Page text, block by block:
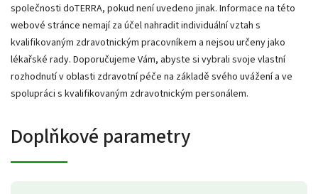
společnosti doTERRA, pokud není uvedeno jinak. Informace na této
webové stránce nemají za účel nahradit individuální vztah s
kvalifikovaným zdravotnickým pracovníkem a nejsou určeny jako
lékařské rady. Doporučujeme Vám, abyste si vybrali svoje vlastní
rozhodnutí v oblasti zdravotní péče na základě svého uvážení a ve
spolupráci s kvalifikovaným zdravotnickým personálem.
Doplňkové parametry